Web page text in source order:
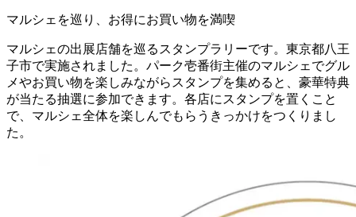
マルシェを巡り、お得にお買い物を満喫
マルシェの出展店舗を巡るスタンプラリーです。東京都八王
子市で実施されました。パーク壱番街主催のマルシェでグル
メやお買い物を楽しみながらスタンプを集めると、豪華特典
が当たる抽選に参加できます。各店にスタンプを置くこと
で、マルシェ全体を楽しんでもらうきっかけをつくりまし
た。